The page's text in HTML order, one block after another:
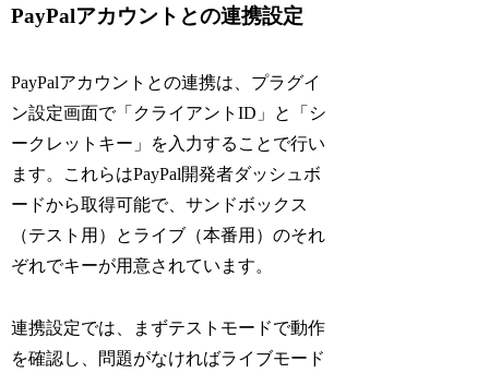
PayPalアカウントとの連携設定
PayPalアカウントとの連携は、プラグイ
ン設定画面で「クライアントID」と「シ
ークレットキー」を入力することで行い
ます。これらはPayPal開発者ダッシュボ
ードから取得可能で、サンドボックス
（テスト用）とライブ（本番用）のそれ
ぞれでキーが用意されています。
連携設定では、まずテストモードで動作
を確認し、問題がなければライブモード